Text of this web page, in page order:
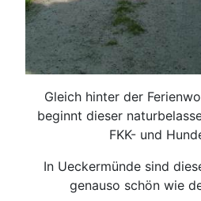
Gleich hinter der
beginnt dieser
FKK- und
In Ueckermünde sind
genauso schön wie